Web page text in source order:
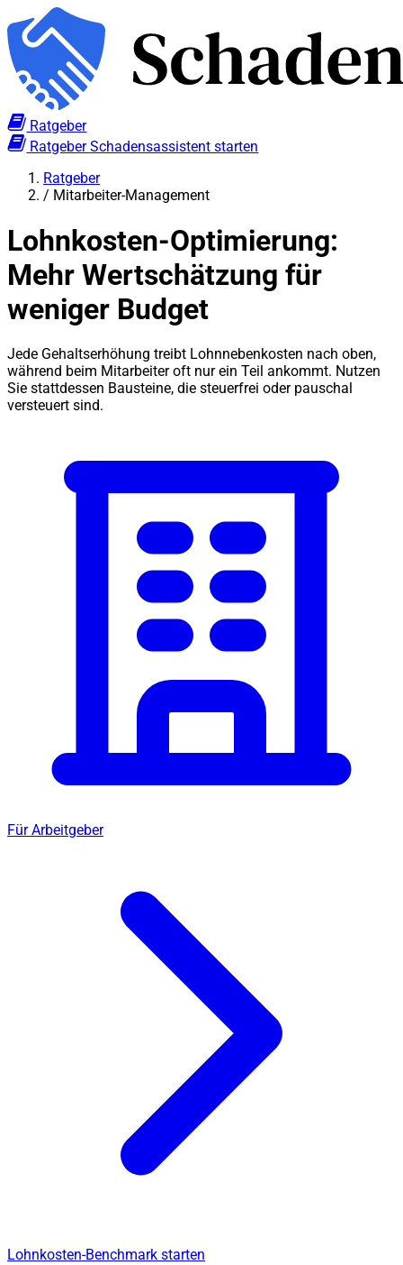
Ratgeber
RatgeberSchadensassistent starten
Ratgeber
/ Mitarbeiter-Management
Lohnkosten-Optimierung:
Mehr Wertschätzung für
weniger Budget
Jede Gehaltserhöhung treibt Lohnnebenkosten nach oben,
während beim Mitarbeiter oft nur ein Teil ankommt. Nutzen
Sie stattdessen Bausteine, die steuerfrei oder pauschal
versteuert sind.
Für Arbeitgeber
Lohnkosten-Benchmark starten